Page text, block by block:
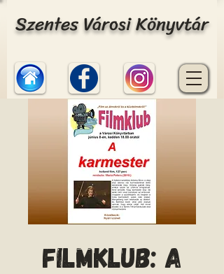
Szentes Városi Könyvtár
Filmklub: A